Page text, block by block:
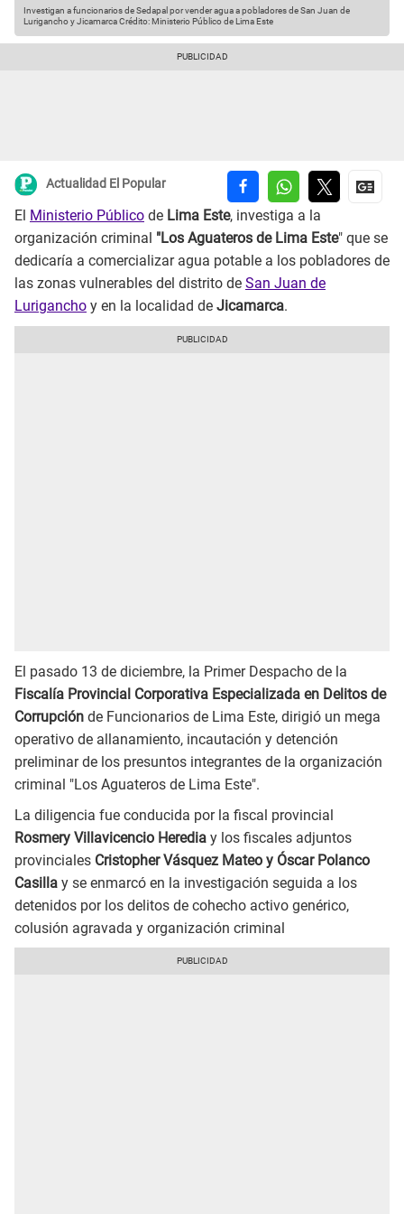
Investigan a funcionarios de Sedapal por vender agua a pobladores de San Juan de
Lurigancho y JicamarcaCrédito: Ministerio Público de Lima Este
Actualidad El Popular
El Ministerio Público de Lima Este, investiga a la
organización criminal "Los Aguateros de Lima Este" que se
dedicaría a comercializar agua potable a los pobladores de
las zonas vulnerables del distrito de San Juan de
Lurigancho y en la localidad de Jicamarca.
El pasado 13 de diciembre, la Primer Despacho de la
Fiscalía Provincial Corporativa Especializada en Delitos de
Corrupción de Funcionarios de Lima Este, dirigió un mega
operativo de allanamiento, incautación y detención
preliminar de los presuntos integrantes de la organización
criminal "Los Aguateros de Lima Este".
La diligencia fue conducida por la fiscal provincial
Rosmery Villavicencio Heredia y los fiscales adjuntos
provinciales Cristopher Vásquez Mateo y Óscar Polanco
Casilla y se enmarcó en la investigación seguida a los
detenidos por los delitos de cohecho activo genérico,
colusión agravada y organización criminal